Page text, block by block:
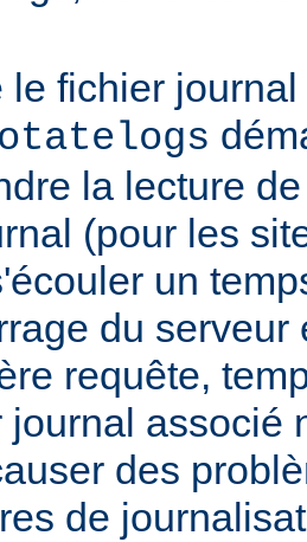
le fichier
la lecture
(pour les
un
du serveur
requête,
journal associé
des
de